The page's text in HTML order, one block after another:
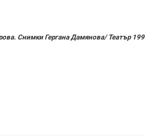
Снимки Гергана Дамянова/ Театър 199